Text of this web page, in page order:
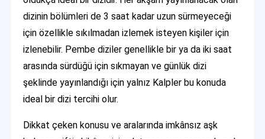
dizinin bölümleri de 3 saat kadar uzun sürmeyeceği
için özellikle sıkılmadan izlemek isteyen kişiler için
izlenebilir. Pembe diziler genellikle bir ya da iki saat
arasında sürdüğü için sıkmayan ve günlük dizi
şeklinde yayınlandığı için yalnız Kalpler bu konuda
ideal bir dizi tercihi olur.
Dikkat çeken konusu ve aralarında imkânsız aşk